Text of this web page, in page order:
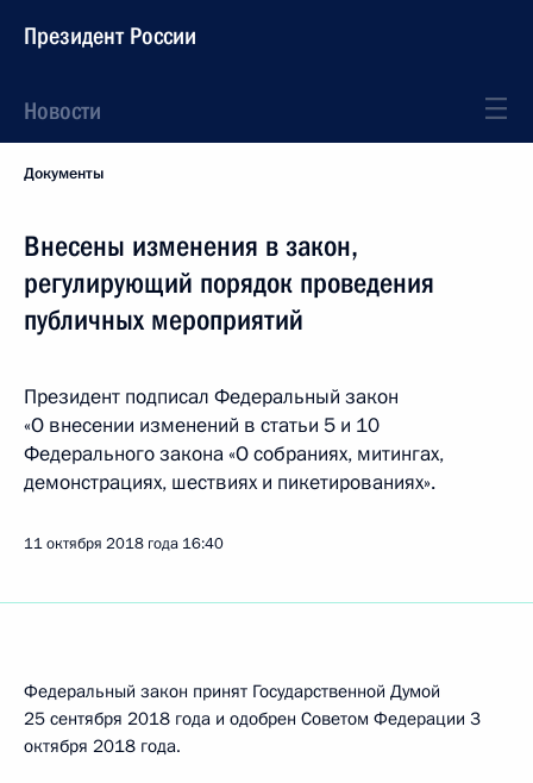
Президент России
Новости
Документы
Внесены изменения в закон,
регулирующий порядок проведения
публичных мероприятий
Президент подписал Федеральный закон
«О внесении изменений в статьи 5 и 10
Федерального закона «О собраниях, митингах,
демонстрациях, шествиях и пикетированиях».
11 октября 2018 года 16:40
Федеральный закон принят Государственной Думой
25 сентября 2018 года и одобрен Советом Федерации 3
октября 2018 года.